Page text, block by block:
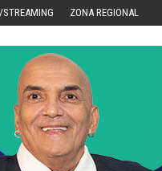
ZONA REGIONAL